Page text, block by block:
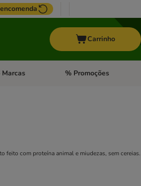
Carrinho
de categoria: Outros animais
Marcas Abrir menu de categoria:
% Promoções
feito com proteína animal e miudezas, sem cereias.